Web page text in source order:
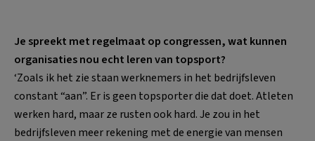
Je spreekt met regelmaat op congressen, wat kunnen
organisaties nou echt leren van topsport?
‘Zoals ik het zie staan werknemers in het bedrijfsleven
constant “aan”. Er is geen topsporter die dat doet. Atleten
werken hard, maar ze rusten ook hard. Je zou in het
bedrijfsleven meer rekening met de energie van mensen